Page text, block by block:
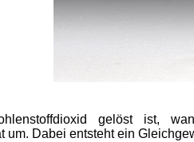
gelöst ist,
um. Dabei entsteht ein